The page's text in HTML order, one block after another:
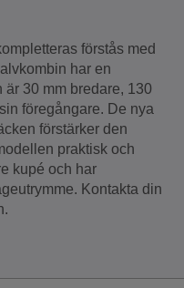
förstås med
har en
30 mm bredare, 130
föregångare. De nya
förstärker den
praktisk och
kupé och har
Kontakta din